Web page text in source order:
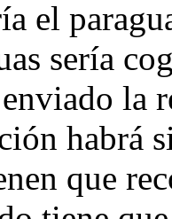
el
sería
la
habrá
que